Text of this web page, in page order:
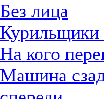
Без лица
Курильщики
На кого
Машина